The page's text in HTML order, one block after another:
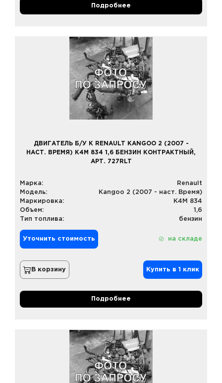
Подробнее
ДВИГАТЕЛЬ Б/У К RENAULT KANGOO 2 (2007 -
НАСТ. ВРЕМЯ) K4M 834 1,6 БЕНЗИН КОНТРАКТНЫЙ,
АРТ. 727RLT
Марка:
Renault
Модель:
Kangoo 2 (2007 - наст. Время)
Маркировка:
K4M 834
Объем:
1,6
Тип топлива:
бензин
Уточнить стоимость на складе
В корзину Купить в 1 клик
Подробнее